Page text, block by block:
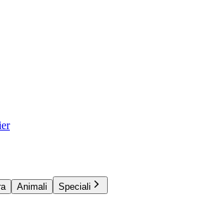
Animali
Speciali